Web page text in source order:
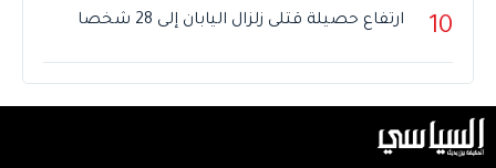
10 ارتفاع حصيلة قتلى زلزال اليابان إلى 28 شخصا